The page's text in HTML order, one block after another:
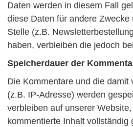
Daten werden in diesem Fall
diese Daten für andere Zwecke
Stelle (z.B.
haben, verbleiben die jedoch
Speicherdauer der
Die Kommentare und die damit
(z.B. IP-Adresse) werden
verbleiben auf unserer
kommentierte Inhalt vollständig